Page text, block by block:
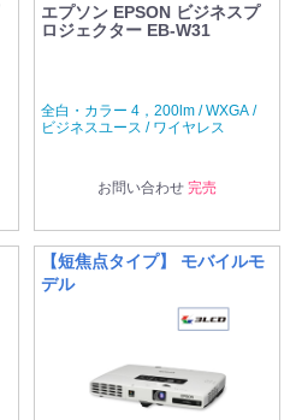
エプソン EPSON ビジネスプ
ロジェクター EB-W31
全白・カラー 4，200lm / WXGA /
ビジネスユース / ワイヤレス
お問い合わせ 完売
【短焦点タイプ】 モバイルモ
デル